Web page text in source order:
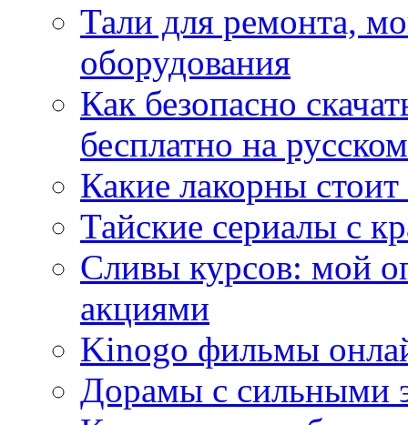
Тали для ремонта,
оборудования
Как безопасно
бесплатно на
Какие лакорны
Тайские сериалы с
Сливы курсов: мой
акциями
Kinogo фильмы
Дорамы с сильными